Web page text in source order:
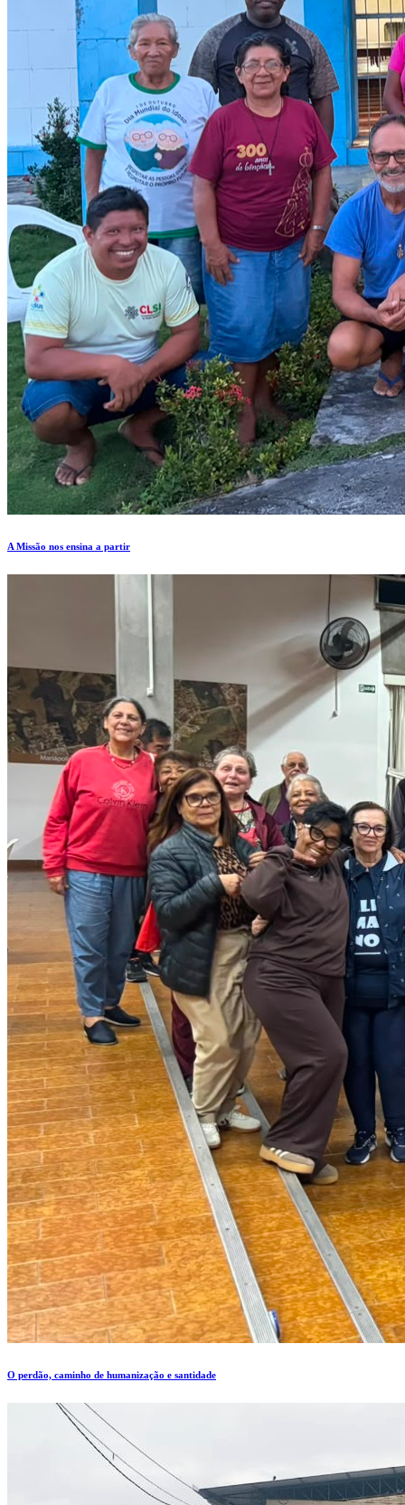
A Missão nos ensina a partir
O perdão, caminho de humanização e santidade